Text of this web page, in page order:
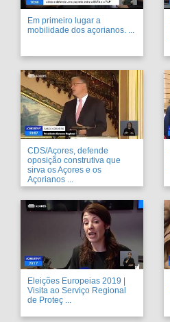
Em primeiro lugar a
mobilidade dos açorianos. ...
CDS/Açores, defende
oposição construtiva que
sirva os Açores e os
Açorianos ...
Eleições Europeias 2019 |
Visita ao Serviço Regional
de Proteç ...